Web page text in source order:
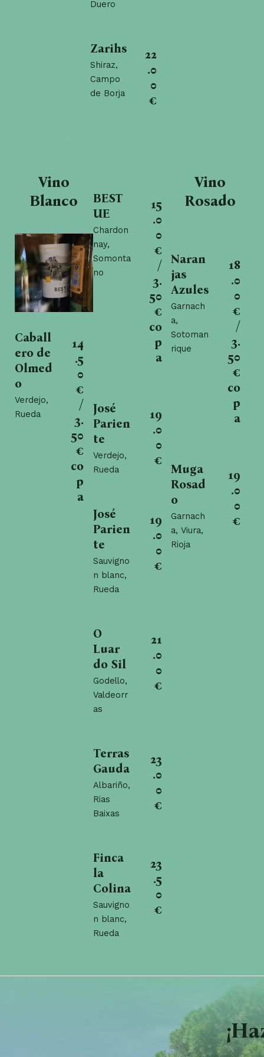
Duero
Zarihs
Shiraz,
Campo
de Borja
22
.0
0
€
Vino
Blanco
Caball
ero de
Olmed
o
Verdejo,
Rueda
14
.5
0
€
/
3.
50
€
co
p
a
BEST
UE
Chardon
nay,
Somonta
no
15
.0
0
€
/
3.
50
€
co
p
a
José
Parien
te
Verdejo,
Rueda
19
.0
0
€
José
Parien
te
Sauvigno
n blanc,
Rueda
19
.0
0
€
O
Luar
do Sil
Godello,
Valdeorr
as
21
.0
0
€
Terras
Gauda
Albariño,
Rias
Baixas
23
.0
0
€
Finca
la
Colina
Sauvigno
n blanc,
Rueda
23
.5
0
€
Vino
Rosado
Naran
jas
Azules
Garnach
a,
Sotoman
rique
18
.0
0
€
/
3.
50
€
co
p
a
Muga
Rosad
o
Garnach
a, Viura,
Rioja
19
.0
0
€